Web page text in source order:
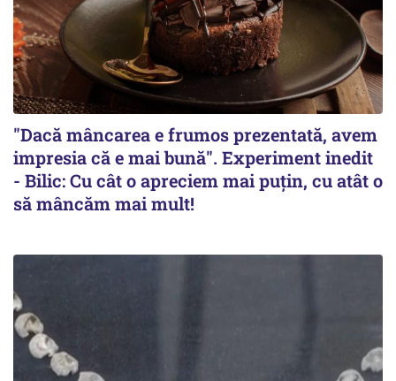
"Dacă mâncarea e frumos prezentată, avem
impresia că e mai bună". Experiment inedit
- Bilic: Cu cât o apreciem mai puțin, cu atât o
să mâncăm mai mult!